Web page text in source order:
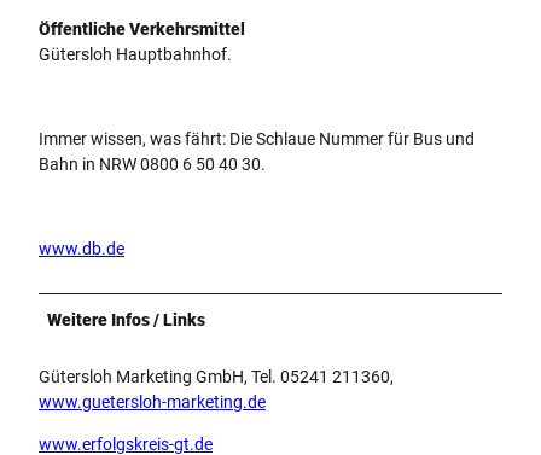
Öffentliche Verkehrsmittel
Gütersloh Hauptbahnhof.
Immer wissen, was fährt: Die Schlaue Nummer für Bus und
Bahn in NRW 0800 6 50 40 30.
www.db.de
Weitere Infos / Links
Gütersloh Marketing GmbH, Tel. 05241 211360,
www.guetersloh-marketing.de
www.erfolgskreis-gt.de